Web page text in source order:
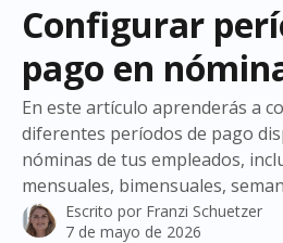
Configurar
pago en
En este artículo aprenderás a
diferentes períodos de pago
nóminas de tus empleados,
mensuales, bimensuales,
Escrito por Franzi Schuetzer
7 de mayo de 2026